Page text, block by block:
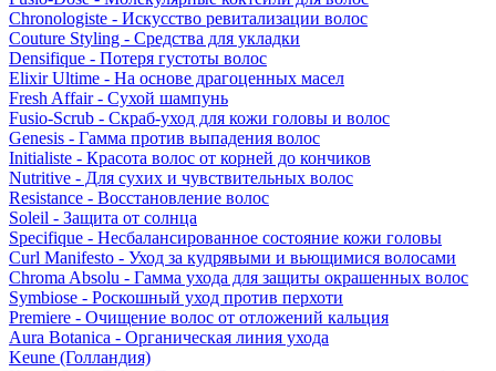
Chronologiste - Искусство ревитализации волос
Couture Styling - Средства для укладки
Densifique - Потеря густоты волос
Elixir Ultime - На основе драгоценных масел
Fresh Affair - Сухой шампунь
Fusio-Scrub - Скраб-уход для кожи головы и волос
Genesis - Гамма против выпадения волос
Initialiste - Красота волос от корней до кончиков
Nutritive - Для сухих и чувствительных волос
Resistance - Восстановление волос
Soleil - Защита от солнца
Specifique - Несбалансированное состояние кожи головы
Curl Manifesto - Уход за кудрявыми и вьющимися волосами
Chroma Absolu - Гамма ухода для защиты окрашенных волос
Symbiose - Роскошный уход против перхоти
Premiere - Очищение волос от отложений кальция
Aura Botanica - Органическая линия ухода
Keune (Голландия)